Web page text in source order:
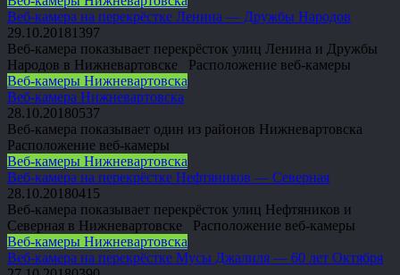
Веб-камера на перекрёстке Ленина — Дружбы Народов
29.10.20181 397
Веб-камера показывает перекрёсток улиц Ленина и Дружбы
Народов в Нижневартовске Расположение веб-камеры
Веб-камеры Нижневартовска
Веб-камера Нижневартовска
28.10.20180537
Веб-камера показывает один из районов Нижневартовска
Расположение веб-камеры
Веб-камеры Нижневартовска
Веб-камера на перекрёстке Нефтяников — Северная
28.10.20180415
Веб-камера показывает перекрёсток улиц Нефтяников и
Северная в Нижневартовске Расположение веб-камеры
Веб-камеры Нижневартовска
Веб-камера на перекрёстке Мусы Джалиля — 60 лет Октября